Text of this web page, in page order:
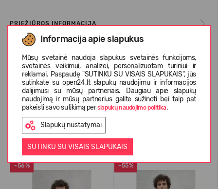
Informacija apie slapukus
Mūsų svetainė naudoja slapukus svetainės funkcijoms,
svetainės veikimui, analizei, personalizuotam turiniui ir
reklamai. Paspaudę "SUTINKU SU VISAIS SLAPUKAIS", jūs
sutinkate su open24.lt slapukų naudojimu ir informacijos
dalijimusi su mūsų partneriais. Daugiau apie slapukų
naudojimą ir mūsų partnerius galite sužinoti bei taip pat
pakeisti savo sutikimą perslapukų naudojimo politika.
Slapukų nustatymai
SUTINKU SU VISAIS SLAPUKAIS
PRIEŽIŪROS INFORMACIJA
APIE ECOALF
KLIENTŲ ATSILIEPIMAI (1)
Panašios prekės
-56% -55%